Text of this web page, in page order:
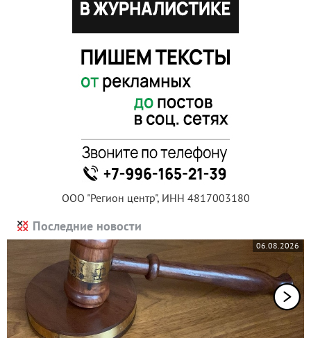
ООО "Регион центр", ИНН 4817003180
Последние новости
06.08.2026